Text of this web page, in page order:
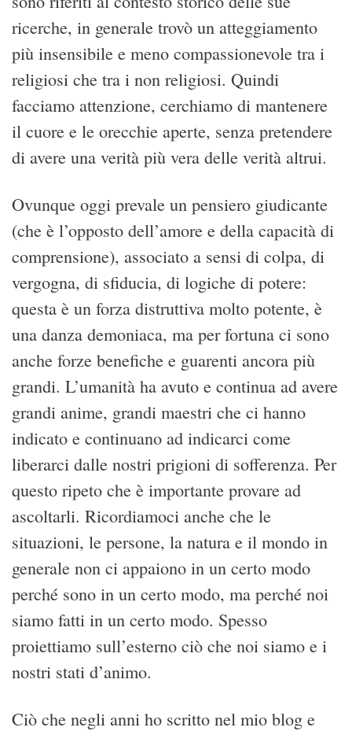
ricerche, in generale trovò un atteggiamento
più insensibile e meno compassionevole tra i
religiosi che tra i non religiosi. Quindi
facciamo attenzione, cerchiamo di mantenere
il cuore e le orecchie aperte, senza pretendere
di avere una verità più vera delle verità altrui.
Ovunque oggi prevale un pensiero giudicante
(che è l’opposto dell’amore e della capacità di
comprensione), associato a sensi di colpa, di
vergogna, di sfiducia, di logiche di potere:
questa è un forza distruttiva molto potente, è
una danza demoniaca, ma per fortuna ci sono
anche forze benefiche e guarenti ancora più
grandi. L’umanità ha avuto e continua ad avere
grandi anime, grandi maestri che ci hanno
indicato e continuano ad indicarci come
liberarci dalle nostri prigioni di sofferenza. Per
questo ripeto che è importante provare ad
ascoltarli. Ricordiamoci anche che le
situazioni, le persone, la natura e il mondo in
generale non ci appaiono in un certo modo
perché sono in un certo modo, ma perché noi
siamo fatti in un certo modo. Spesso
proiettiamo sull’esterno ciò che noi siamo e i
nostri stati d’animo.
Ciò che negli anni ho scritto nel mio blog e